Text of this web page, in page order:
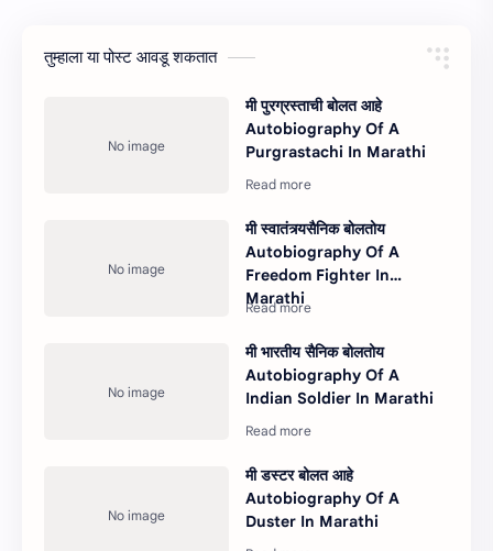
तुम्‍हाला या पोस्‍ट आवडू शकतात
मी पुरग्रस्ताची बोलत आहे
Autobiography Of A
Purgrastachi In Marathi
मी स्वातंत्र्यसैनिक बोलतोय
Autobiography Of A
Freedom Fighter In
Marathi
मी भारतीय सैनिक बोलतोय
Autobiography Of A
Indian Soldier In Marathi
मी डस्टर बोलत आहे
Autobiography Of A
Duster In Marathi